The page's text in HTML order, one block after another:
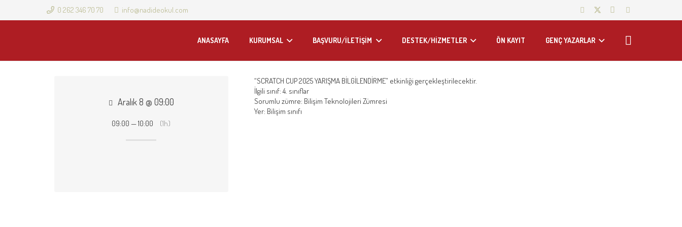
0 262 346 70 70 info@nadideokul.com
ANASAYFA KURUMSAL BAŞVURU/İLETİŞİM DESTEK/HİZMETLER ÖN KAYIT GENÇ YAZARLAR
“SCRATCH CUP 2025 YARIŞMA BİLGİLENDİRME” etkinliği gerçekleştirilecektir.
İlgili sınıf: 4. sınıflar
Sorumlu zümre: Bilişim Teknolojileri Zümresi
Yer: Bilişim sınıfı
Aralık 8 @ 09:00
09:00 — 10:00 (1h)